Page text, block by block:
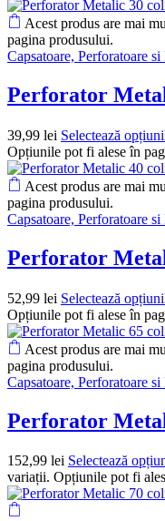
Acest produs are mai
pagina produsului.
Capsatoare, Perforatoare si
Perforator
39,99 lei Selectează
Opțiunile pot fi alese în
Acest produs are mai
pagina produsului.
Capsatoare, Perforatoare si
Perforator
52,99 lei Selectează
Opțiunile pot fi alese în
Acest produs are mai
pagina produsului.
Capsatoare, Perforatoare si
Perforator
152,99 lei Selectează
variații. Opțiunile pot fi